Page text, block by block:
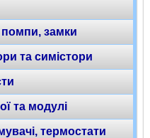
замки
та симістори
та модулі
термостати